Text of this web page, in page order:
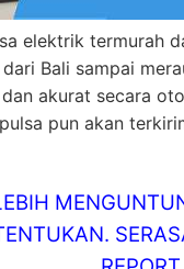
elektrik termurah
Bali sampai
akurat secara
pun akan